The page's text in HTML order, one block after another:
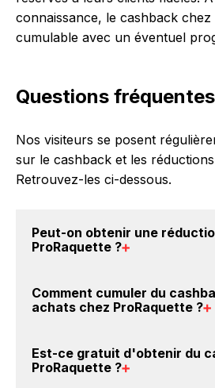
connaissance, le cashback chez
cumulable avec un éventuel
Questions fréquentes
Nos visiteurs se posent
sur le cashback et les
Retrouvez-les ci-dessous.
Peut-on obtenir une
ProRaquette ?
crédités sur votre cagnotte
vous réalisez un achat sur le site
éventuels bonus.
Comment cumuler du
achats chez ProRaquette ?
ProRaquette : Créez votre
BackBackBack et cliquez sur le
Est-ce gratuit d'obtenir du
ProRaquette ?